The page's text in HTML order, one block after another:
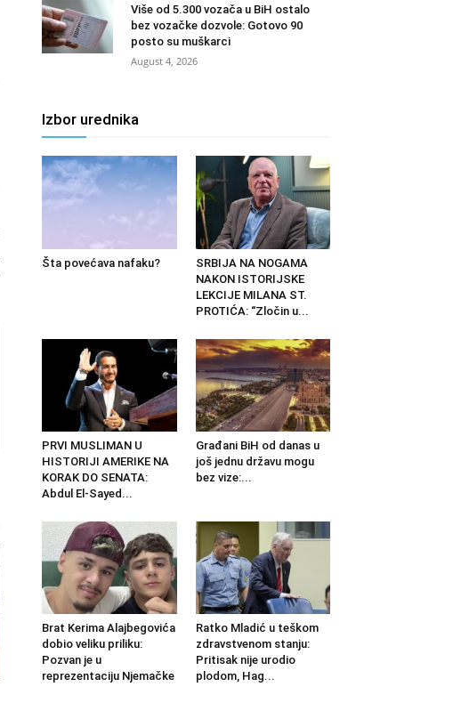
Više od 5.300 vozača u BiH ostalo
bez vozačke dozvole: Gotovo 90
posto su muškarci
August 4, 2026
Izbor urednika
Šta povećava nafaku?
SRBIJA NA NOGAMA
NAKON ISTORIJSKE
LEKCIJE MILANA ST.
PROTIĆA: “Zločin u...
PRVI MUSLIMAN U
HISTORIJI AMERIKE NA
KORAK DO SENATA:
Abdul El-Sayed...
Građani BiH od danas u
još jednu državu mogu
bez vize:...
Brat Kerima Alajbegovića
dobio veliku priliku:
Pozvan je u
reprezentaciju Njemačke
Ratko Mladić u teškom
zdravstvenom stanju:
Pritisak nije urodio
plodom, Hag...